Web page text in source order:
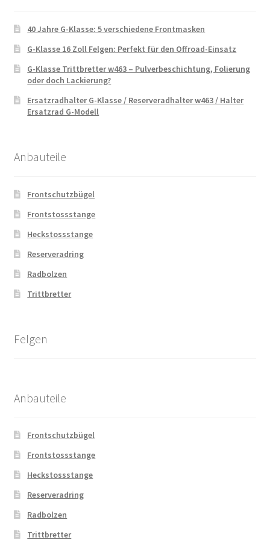
40 Jahre G-Klasse: 5 verschiedene Frontmasken
G-Klasse 16 Zoll Felgen: Perfekt für den Offroad-Einsatz
G-Klasse Trittbretter w463 – Pulverbeschichtung, Folierung
oder doch Lackierung?
Ersatzradhalter G-Klasse / Reserveradhalter w463 / Halter
Ersatzrad G-Modell
Anbauteile
Frontschutzbügel
Frontstossstange
Heckstossstange
Reserveradring
Radbolzen
Trittbretter
Felgen
Anbauteile
Frontschutzbügel
Frontstossstange
Heckstossstange
Reserveradring
Radbolzen
Trittbretter